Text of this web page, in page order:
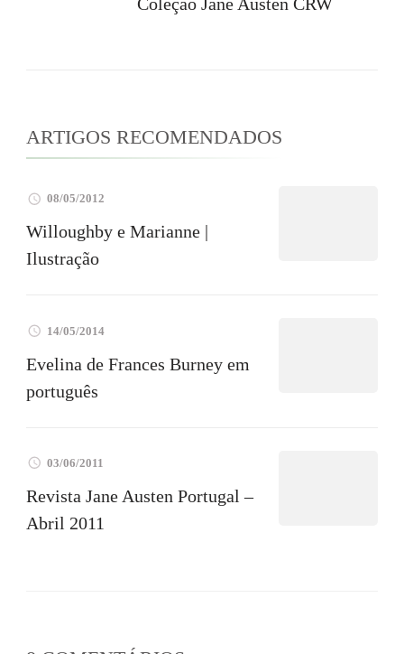
ARTIGOS RECOMENDADOS
08/05/2012
Willoughby e Marianne |
Ilustração
14/05/2014
Evelina de Frances Burney em
português
03/06/2011
Revista Jane Austen Portugal –
Abril 2011